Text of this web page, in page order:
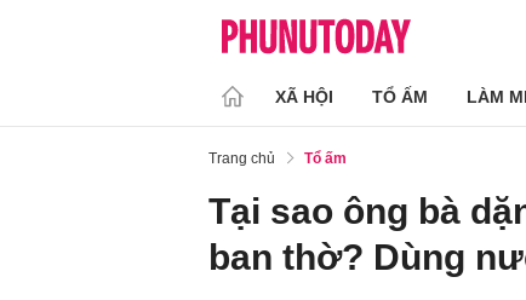
XÃ HỘI TỔ ẤM LÀM
Trang chủ Tổ ấm
Tại sao ông bà
ban thờ? Dùng